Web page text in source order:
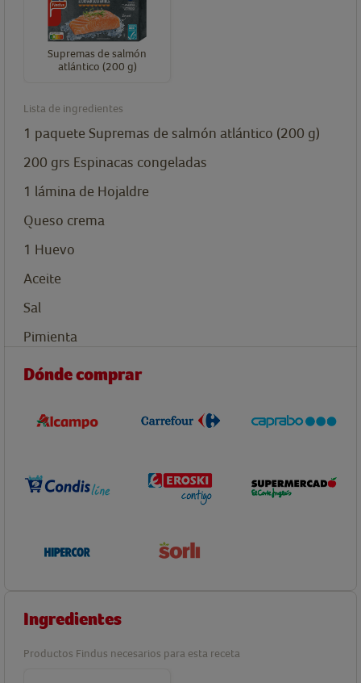
Supremas de salmón
atlántico (200 g)
Lista de ingredientes
1 paquete Supremas de salmón atlántico (200 g)
200 grs Espinacas congeladas
1 lámina de Hojaldre
Queso crema
1 Huevo
Aceite
Sal
Pimienta
Dónde comprar
Ingredientes
Productos Findus necesarios para esta receta